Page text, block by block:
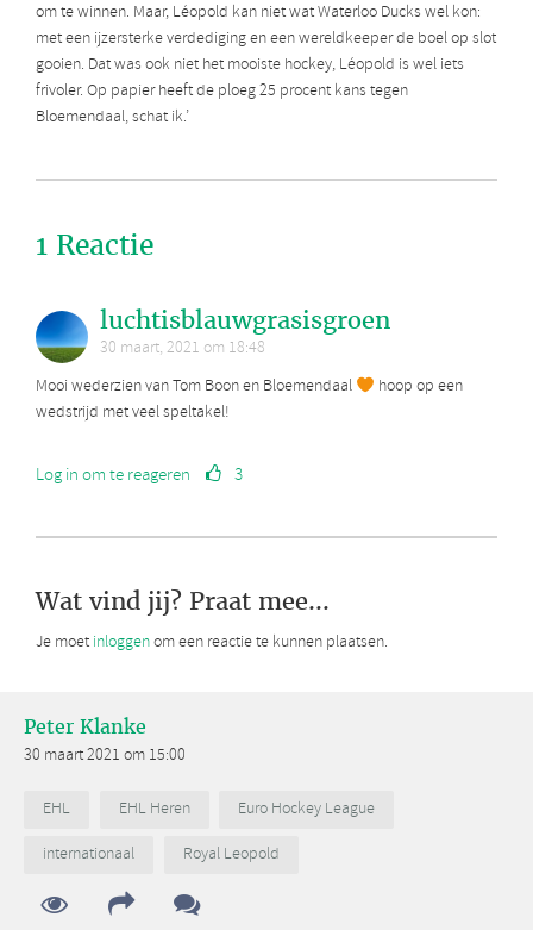
om te winnen. Maar, Léopold kan niet wat Waterloo Ducks wel kon:
met een ijzersterke verdediging en een wereldkeeper de boel op slot
gooien. Dat was ook niet het mooiste hockey, Léopold is wel iets
frivoler. Op papier heeft de ploeg 25 procent kans tegen
Bloemendaal, schat ik.’
1 Reactie
luchtisblauwgrasisgroen
30 maart, 2021 om 18:48
Mooi wederzien van Tom Boon en Bloemendaal
hoop op een
wedstrijd met veel speltakel!
Log in om te reageren 3
Wat vind jij? Praat mee...
Je moet inloggenom een reactie te kunnen plaatsen.
Peter Klanke
30 maart 2021 om 15:00
EHL EHL Heren
Euro Hockey League
internationaal
Royal Leopold